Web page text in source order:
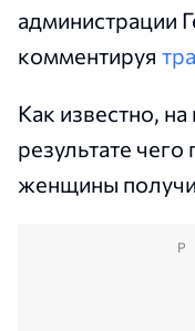
администрации
комментируя
Как известно,
результате
женщины